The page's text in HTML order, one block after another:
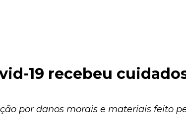
19 recebeu
por danos morais e materiais feito